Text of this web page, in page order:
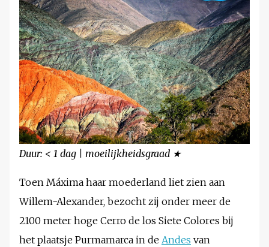
Duur: < 1 dag | moeilijkheidsgraad ★
Toen Máxima haar moederland liet zien aan
Willem-Alexander, bezocht zij onder meer de
2100 meter hoge Cerro de los Siete Colores bij
het plaatsje Purmamarca in de Andes van